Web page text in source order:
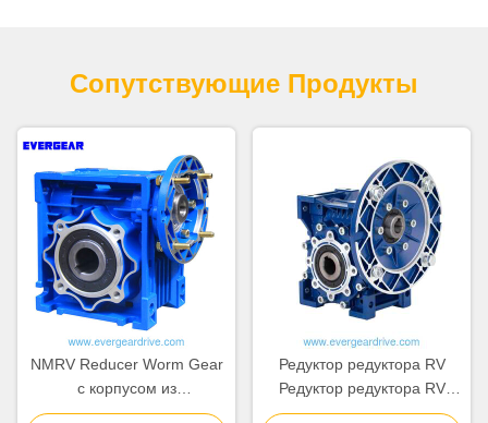
Сопутствующие Продукты
NMRV Reducer Worm Gear
с корпусом из
алюминиевого сплава,
Редуктор редуктора RV
Редуктор редуктора RV
Выходной крутящий